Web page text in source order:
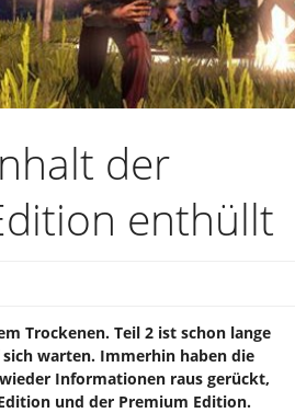
der
enthüllt
Trockenen. Teil 2 ist schon lange
warten. Immerhin haben die
Informationen raus gerückt,
und der Premium Edition.